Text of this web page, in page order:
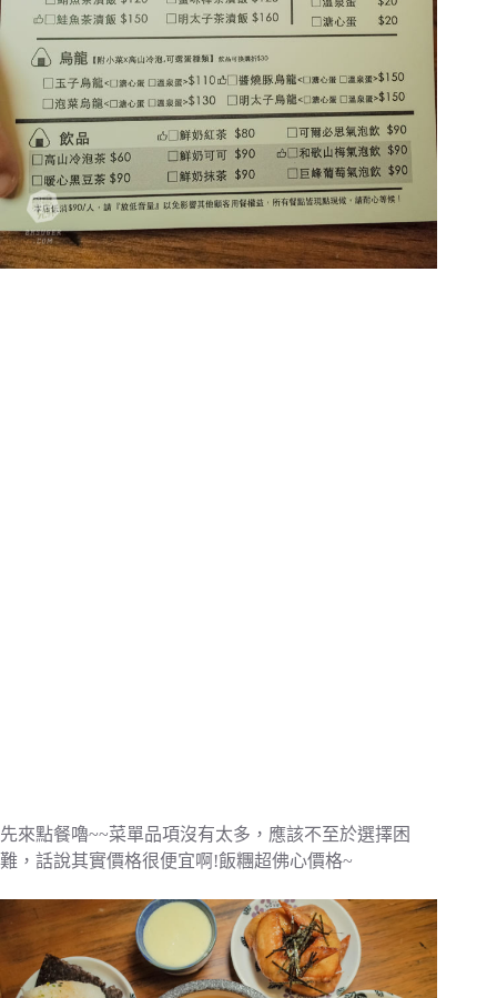
先來點餐嚕~~菜單品項沒有太多，應該不至於選擇困
難，話說其實價格很便宜啊!飯糰超佛心價格~